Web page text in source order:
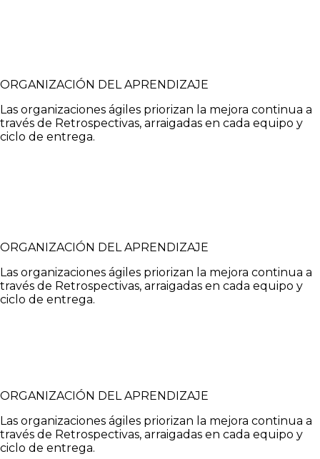
ORGANIZACIÓN DEL APRENDIZAJE
Las organizaciones ágiles priorizan la mejora continua a
través de Retrospectivas, arraigadas en cada equipo y
ciclo de entrega.
ORGANIZACIÓN DEL APRENDIZAJE
Las organizaciones ágiles priorizan la mejora continua a
través de Retrospectivas, arraigadas en cada equipo y
ciclo de entrega.
ORGANIZACIÓN DEL APRENDIZAJE
Las organizaciones ágiles priorizan la mejora continua a
través de Retrospectivas, arraigadas en cada equipo y
ciclo de entrega.